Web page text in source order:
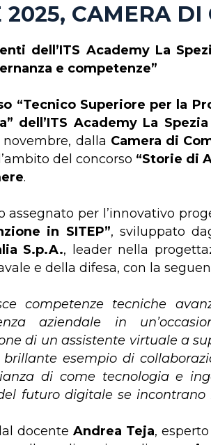
CAMERA DI
dell’ITS Academy La
e competenze”
“Tecnico Superiore per la
dell’ITS Academy La
dalla Camera di
del concorso “Storie di
.
assegnato per l’innovativo
in SITEP”, sviluppato
S.p.A., leader nella
e della difesa, con la
competenze tecniche
aziendale in
di un assistente virtuale a
esempio di
di come tecnologia e
futuro digitale se incontrano
docente Andrea Teja,